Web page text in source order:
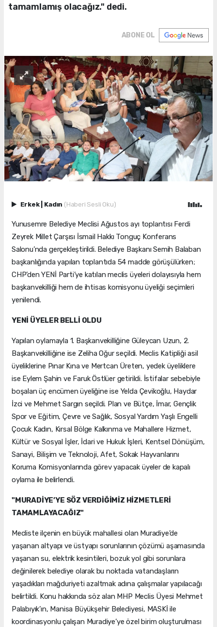
tamamlamış olacağız." dedi.
ABONE OL
Erkek Kadın (Haberi Sesli Oku)
Yunusemre Belediye Meclisi Ağustos ayı toplantısı Ferdi
Zeyrek Millet Çarşısı İsmail Hakkı Tonguç Konferans
Salonu’nda gerçekleştirildi. Belediye Başkanı Semih Balaban
başkanlığında yapılan toplantıda 54 madde görüşülürken;
CHP’den YENİ Parti’ye katılan meclis üyeleri dolayısıyla hem
başkanvekilliği hem de ihtisas komisyonu üyeliği seçimleri
yenilendi.
YENİ ÜYELER BELLİ OLDU
Yapılan oylamayla 1. Başkanvekilliğine Güleycan Uzun, 2.
Başkanvekilliğine ise Zeliha Oğur seçildi. Meclis Katipliği asil
üyeliklerine Pınar Kına ve Mertcan Üreten, yedek üyeliklere
ise Eylem Şahin ve Faruk Östlüer getirildi. İstifalar sebebiyle
boşalan üç encümen üyeliğine ise Yelda Çevikoğlu, Haydar
İzci ve Mehmet Sargın seçildi. Plan ve Bütçe, İmar, Gençlik
Spor ve Eğitim, Çevre ve Sağlık, Sosyal Yardım Yaşlı Engelli
Çocuk Kadın, Kırsal Bölge Kalkınma ve Mahallere Hizmet,
Kültür ve Sosyal İşler, İdari ve Hukuk İşleri, Kentsel Dönüşüm,
Sanayi, Bilişim ve Teknoloji, Afet, Sokak Hayvanlarını
Koruma Komisyonlarında görev yapacak üyeler de kapalı
oylama ile belirlendi.
"MURADİYE’YE SÖZ VERDİĞİMİZ HİZMETLERİ
TAMAMLAYACAĞIZ"
Mecliste ilçenin en büyük mahallesi olan Muradiye’de
yaşanan altyapı ve üstyapı sorunlarının çözümü aşamasında
yaşanan su, elektrik kesintileri, bozuk yol gibi sorunlara
değinilerek belediye olarak bu noktada vatandaşların
yaşadıkları mağduriyeti azaltmak adına çalışmalar yapılacağı
belirtildi. Konu hakkında söz alan MHP Meclis Üyesi Mehmet
Palabıyık’ın, Manisa Büyükşehir Belediyesi, MASKİ ile
koordinasyonlu çalışan Muradiye’ye özel birim oluşturulması